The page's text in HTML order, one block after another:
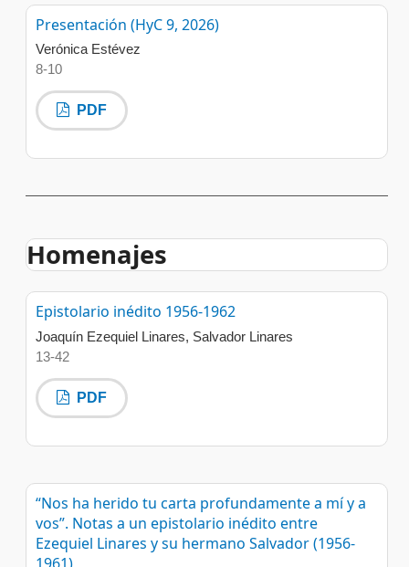
Presentación (HyC 9, 2026)
Verónica Estévez
8-10
PDF
Homenajes
Epistolario inédito 1956-1962
Joaquín Ezequiel Linares, Salvador Linares
13-42
PDF
“Nos ha herido tu carta profundamente a mí y a
vos”. Notas a un epistolario inédito entre
Ezequiel Linares y su hermano Salvador (1956-
1961)